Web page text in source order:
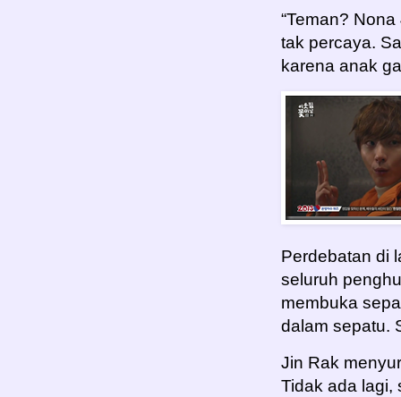
“Teman?
tak percaya.
karena anak
Perdebatan di
seluruh
membuka
dalam sepatu.
Jin Rak
Tidak ada lagi,